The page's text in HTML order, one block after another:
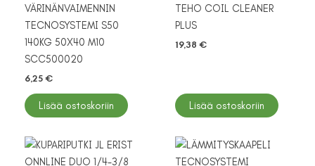
VÄRINÄNVAIMENNIN
TECNOSYSTEMI S50
140KG 50X40 M10
SCC500020
6,25 €
Lisää ostoskoriin
TEHO COIL CLEANER
PLUS
19,38 €
Lisää ostoskoriin